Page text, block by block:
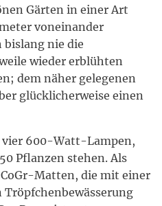
Gärten in einer Art
voneinander
nie die
wieder erblühten
dem näher gelegenen
glücklicherweise einen
600-Watt-Lampen,
Pflanzen stehen. Als
Matten, die mit einer